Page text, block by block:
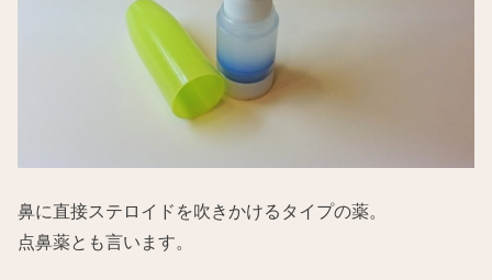
鼻に直接ステロイドを吹きかけるタイプの薬。
点鼻薬とも言います。